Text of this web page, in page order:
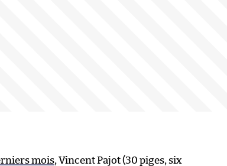
mois, Vincent Pajot (30 piges, six